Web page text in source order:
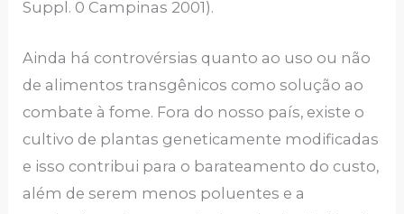
Suppl. 0 Campinas 2001).
Ainda há controvérsias quanto ao uso ou não
de alimentos transgênicos como solução ao
combate à fome. Fora do nosso país, existe o
cultivo de plantas geneticamente modificadas
e isso contribui para o barateamento do custo,
além de serem menos poluentes e a